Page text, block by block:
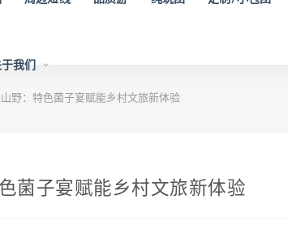
我们
野：特色菌子宴赋能乡村文旅新体验
菌子宴赋能乡村文旅新体验